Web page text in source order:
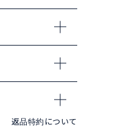
返品特約について